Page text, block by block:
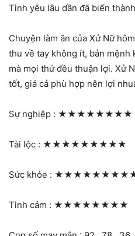
Tình yêu lâu dần đã biến
Chuyện làm ăn của Xử Nữ
thu về tay không ít, bản mệnh
mà mọi thứ đều thuận lợi. Xử
tốt, giá cả phù hợp nên lợi
Sự nghiệp : ★★★★★★★★
Tài lộc : ★★★★★★★★★
Sức khỏe :
Tình cảm : ★★★★★★★★